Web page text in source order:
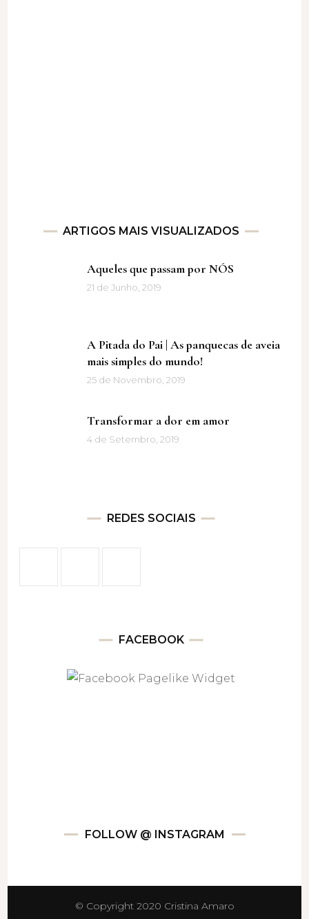
ARTIGOS MAIS VISUALIZADOS
Aqueles que passam por NÓS
21 de Junho, 2019
A Pitada do Pai | As panquecas de aveia
mais simples do mundo!
25 de Novembro, 2019
Transformar a dor em amor
4 de Setembro, 2019
REDES SOCIAIS
FACEBOOK
FOLLOW @ INSTAGRAM
© Copyright 2020 Cristina Amaro